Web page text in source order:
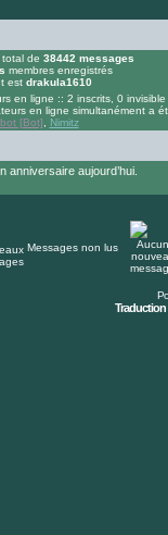
de 38442 messages
membres enregistrés
est drakula1610
en ligne :: 2 inscrits, 0
en ligne simultanément a
[Bot] Nimitz
anniversaire aujourd’hui.
Messages non lus
Traduction